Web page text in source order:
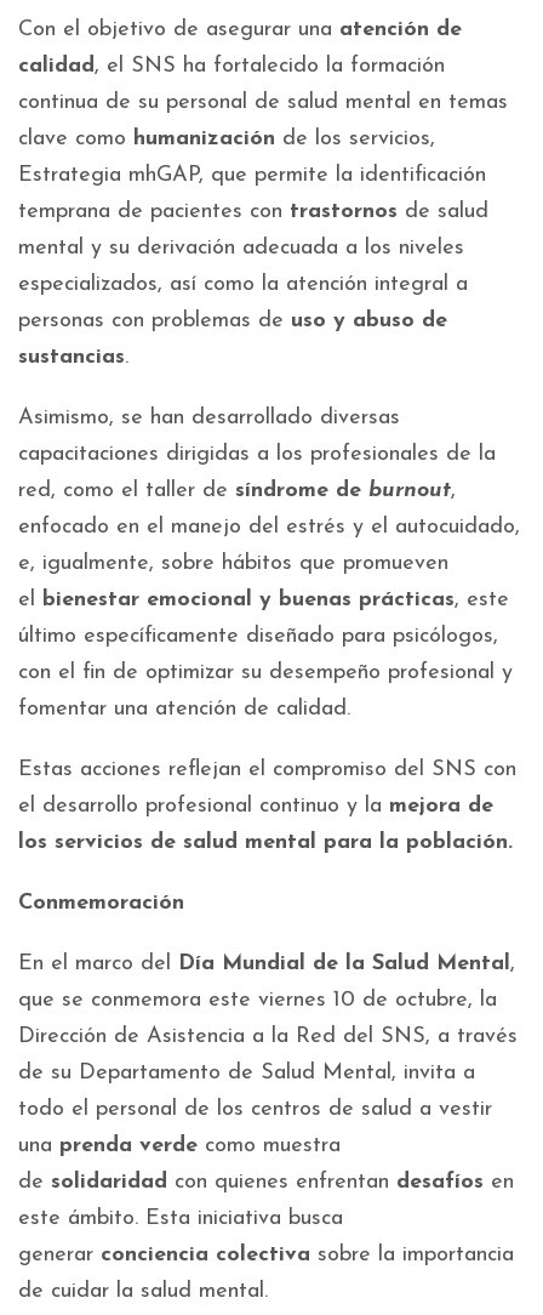
Con el objetivo de asegurar una atención de
calidad, el SNS ha fortalecido la formación
continua de su personal de salud mental en temas
clave como humanización de los servicios,
Estrategia mhGAP, que permite la identificación
temprana de pacientes con trastornos de salud
mental y su derivación adecuada a los niveles
especializados, así como la atención integral a
personas con problemas de uso y abuso de
sustancias.
Asimismo, se han desarrollado diversas
capacitaciones dirigidas a los profesionales de la
red, como el taller de síndrome de burnout,
enfocado en el manejo del estrés y el autocuidado,
e, igualmente, sobre hábitos que promueven
el bienestar emocional y buenas prácticas, este
último específicamente diseñado para psicólogos,
con el fin de optimizar su desempeño profesional y
fomentar una atención de calidad.
Estas acciones reflejan el compromiso del SNS con
el desarrollo profesional continuo y la mejora de
los servicios de salud mental para la población.
Conmemoración
En el marco del Día Mundial de la Salud Mental,
que se conmemora este viernes 10 de octubre, la
Dirección de Asistencia a la Red del SNS, a través
de su Departamento de Salud Mental, invita a
todo el personal de los centros de salud a vestir
una prenda verde como muestra
de solidaridad con quienes enfrentan desafíos en
este ámbito. Esta iniciativa busca
generar conciencia colectiva sobre la importancia
de cuidar la salud mental.